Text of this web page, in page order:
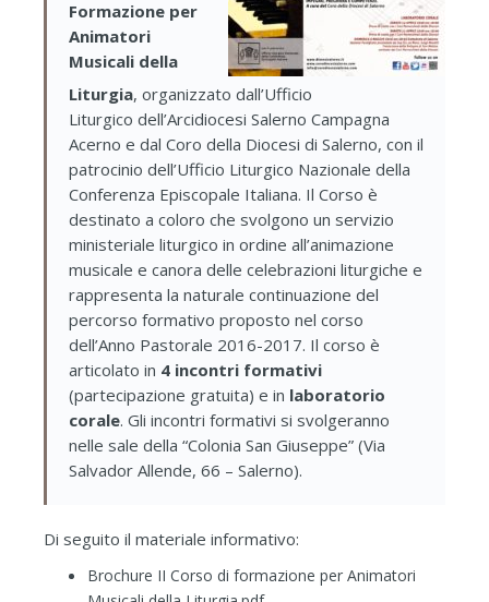
Formazione per
Animatori
Musicali della
Liturgia, organizzato dall’Ufficio
Liturgico dell’Arcidiocesi Salerno Campagna
Acerno e dal Coro della Diocesi di Salerno, con il
patrocinio dell’Ufficio Liturgico Nazionale della
Conferenza Episcopale Italiana. Il Corso è
destinato a coloro che svolgono un servizio
ministeriale liturgico in ordine all’animazione
musicale e canora delle celebrazioni liturgiche e
rappresenta la naturale continuazione del
percorso formativo proposto nel corso
dell’Anno Pastorale 2016-2017. Il corso è
articolato in 4 incontri formativi
(partecipazione gratuita) e in laboratorio
corale. Gli incontri formativi si svolgeranno
nelle sale della “Colonia San Giuseppe” (Via
Salvador Allende, 66 – Salerno).
Di seguito il materiale informativo:
Brochure II Corso di formazione per Animatori